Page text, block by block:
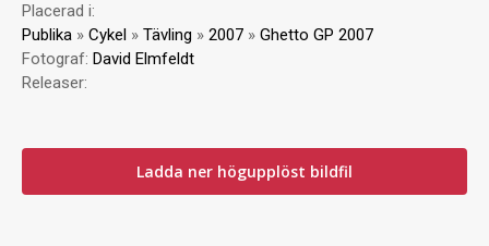
Placerad i:
Publika » Cykel » Tävling » 2007 » Ghetto GP 2007
Fotograf: David Elmfeldt
Releaser:
Ladda ner högupplöst bildfil